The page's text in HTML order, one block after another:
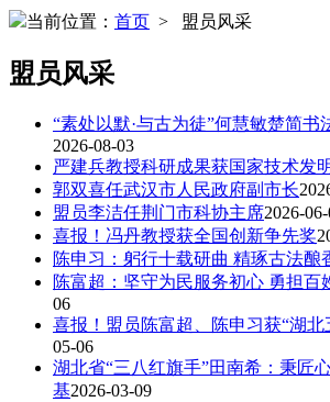
当前位置： 首页 > 盟员风采
盟员风采
“素处以默·与古为徒”何慧敏楚简书
2026-08-03
严建兵教授科研成果获国家技术发
郭双喜任武汉市人民政府副市长
盟员李洁任荆门市科协主席2026-
喜报！冯丹教授获全国创新争先奖
陈申习：躬行十载研曲 精琢古法酿
陈富超：坚守为民服务初心 勇担百
06
喜报！盟员陈富超、陈申习获“湖北
05-06
湖北省“三八红旗手”田南希：秉匠
基2026-03-09